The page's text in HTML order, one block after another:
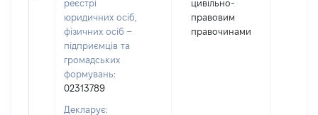
реєстрі
юридичних осіб,
фізичних осіб –
підприємців та
громадських
формувань:
02313789
Декларує:
цивільно-
правовим
правочинами